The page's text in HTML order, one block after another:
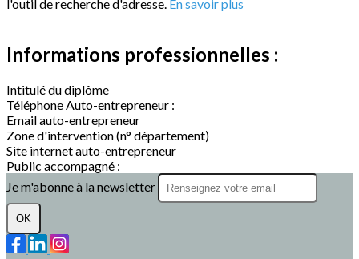
l'outil de recherche d'adresse. En savoir plus
Informations professionnelles :
Intitulé du diplôme
Téléphone Auto-entrepreneur :
Email auto-entrepreneur
Zone d'intervention (n° département)
Site internet auto-entrepreneur
Public accompagné :
Je m'abonne à la newsletter
OK